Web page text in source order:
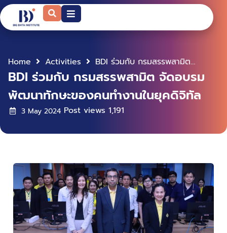
Home Activities BDI ร่วมกับ กรมสรรพสามิต จัดอบรมพัฒนาทักษะของคนทำงานในยุคดิจิทัล
BDI ร่วมกับ กรมสรรพสามิต จัดอบรม
พัฒนาทักษะของคนทำงานในยุคดิจิทัล
3 May 2024 Post views 1,191